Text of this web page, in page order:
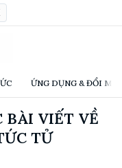
ỨNG DỤNG & ĐỔI
BÀI VIẾT VỀ
TỬ